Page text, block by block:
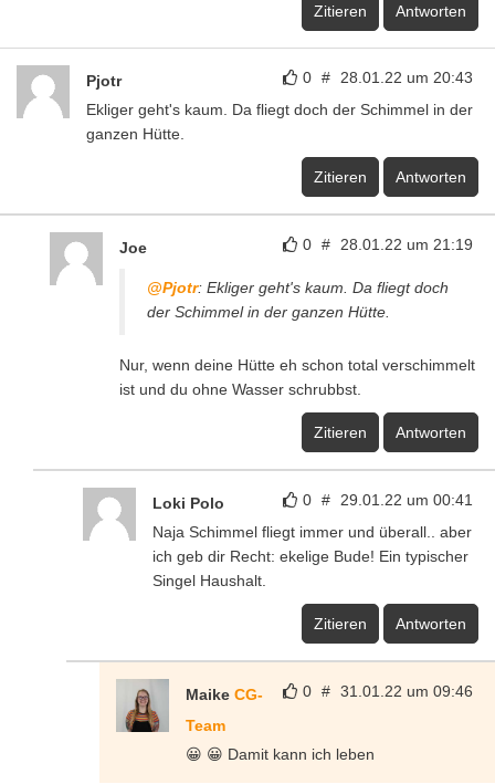
Zitieren Antworten
0 # 28.01.22 um 20:43
Pjotr
Ekliger geht's kaum. Da fliegt doch der Schimmel in der
ganzen Hütte.
Zitieren Antworten
0 # 28.01.22 um 21:19
Joe
@Pjotr: Ekliger geht's kaum. Da fliegt doch
der Schimmel in der ganzen Hütte.
Nur, wenn deine Hütte eh schon total verschimmelt
ist und du ohne Wasser schrubbst.
Zitieren Antworten
0 # 29.01.22 um 00:41
Loki Polo
Naja Schimmel fliegt immer und überall.. aber
ich geb dir Recht: ekelige Bude! Ein typischer
Singel Haushalt.
Zitieren Antworten
0 # 31.01.22 um 09:46
Maike CG-
Team
😀 😀 Damit kann ich leben